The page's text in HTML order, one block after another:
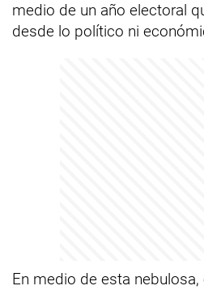
medio de un año electoral
desde lo político ni
En medio de esta